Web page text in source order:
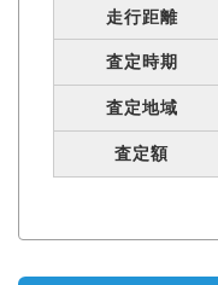
走行距離
査定時期
査定地域
査定額